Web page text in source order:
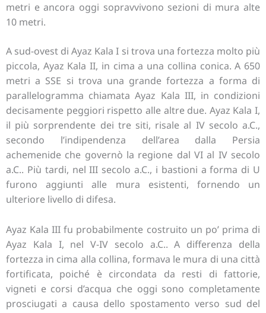
metri e ancora oggi sopravvivono sezioni di mura alte
10 metri.
A sud-ovest di Ayaz Kala I si trova una fortezza molto più
piccola, Ayaz Kala II, in cima a una collina conica. A 650
metri a SSE si trova una grande fortezza a forma di
parallelogramma chiamata Ayaz Kala III, in condizioni
decisamente peggiori rispetto alle altre due. Ayaz Kala I,
il più sorprendente dei tre siti, risale al IV secolo a.C.,
secondo l’indipendenza dell’area dalla Persia
achemenide che governò la regione dal VI al IV secolo
a.C.. Più tardi, nel III secolo a.C., i bastioni a forma di U
furono aggiunti alle mura esistenti, fornendo un
ulteriore livello di difesa.
Ayaz Kala III fu probabilmente costruito un po’ prima di
Ayaz Kala I, nel V-IV secolo a.C.. A differenza della
fortezza in cima alla collina, formava le mura di una città
fortificata, poiché è circondata da resti di fattorie,
vigneti e corsi d’acqua che oggi sono completamente
prosciugati a causa dello spostamento verso sud del